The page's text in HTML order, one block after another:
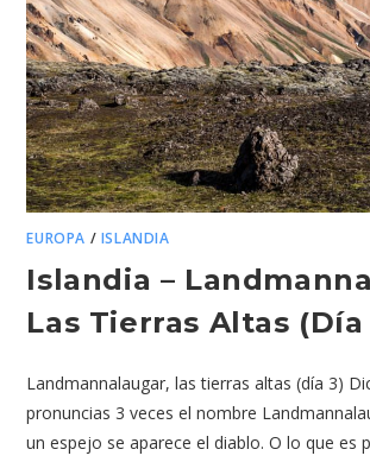
EUROPA / ISLANDIA
Islandia –
Las Tierras Altas (día
Landmannalaugar, las tierras altas (día 3)
pronuncias 3 veces el nombre
un espejo se aparece el diablo. O lo que es